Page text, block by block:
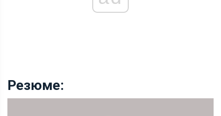
Резюме: